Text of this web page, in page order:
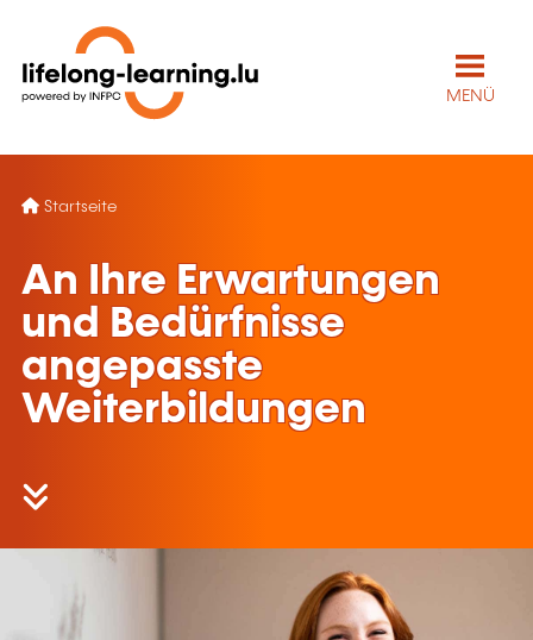
MENÜ
Startseite
An Ihre Erwartungen
und Bedürfnisse
angepasste
Weiterbildungen